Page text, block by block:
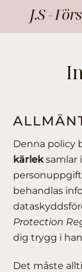
J.S -
Denna policy
kärleksamlar
behandlas
Protection
dig trygg i
Det måste